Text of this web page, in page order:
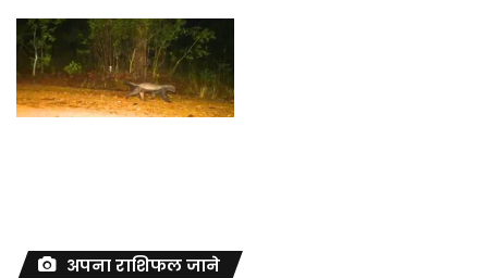
अपना राशिफल जाने